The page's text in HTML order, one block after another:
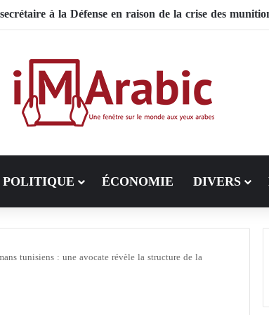
sur la diplomatie entre les États-Unis et l’Iran
POLITIQUE ÉCONOMIE DIVERS
tunisiens : une avocate révèle la structure de la